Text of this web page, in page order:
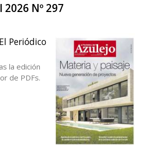
Nº 297
Periódico
la edición
de PDFs.